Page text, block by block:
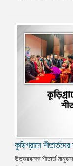
কুড়িগ্রামে
উত্তরবঙ্গের শীতার্ত